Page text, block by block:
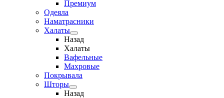
Премиум
Одеяла
Наматрасники
Халаты
Назад
Халаты
Вафельные
Махровые
Покрывала
Шторы
Назад